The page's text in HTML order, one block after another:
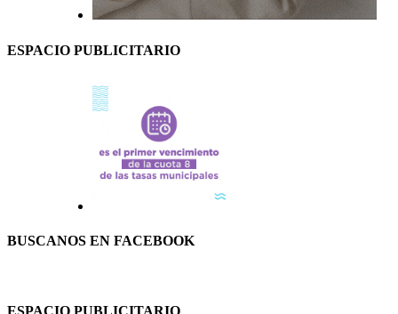
ESPACIO PUBLICITARIO
BUSCANOS EN FACEBOOK
ESPACIO PUBLICITARIO